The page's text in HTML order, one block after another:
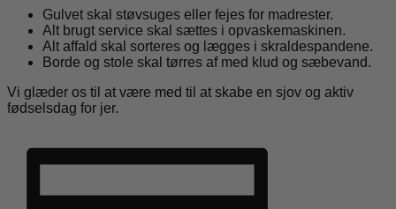
Gulvet skal støvsuges eller fejes for madrester.
Alt brugt service skal sættes i opvaskemaskinen.
Alt affald skal sorteres og lægges i skraldespandene.
Borde og stole skal tørres af med klud og sæbevand.
Vi glæder os til at være med til at skabe en sjov og aktiv
fødselsdag for jer.